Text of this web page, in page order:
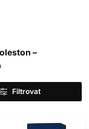
a korekčních
Je to oxidační
Odstín z
výsledek bez
–
Filtrovat